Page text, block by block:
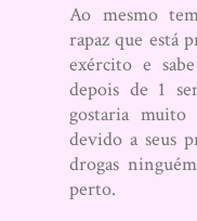
Ao mesmo
rapaz que está
exército e
depois de 1
gostaria
devido a seus
drogas
perto.